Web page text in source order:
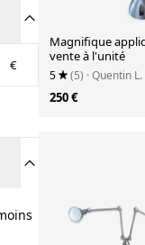
€
Magnifique
vente à l'unité
5 (5) · Quentin L.
250 €